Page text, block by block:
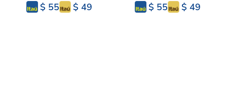
$ 55
$ 49
$ 55
$ 49